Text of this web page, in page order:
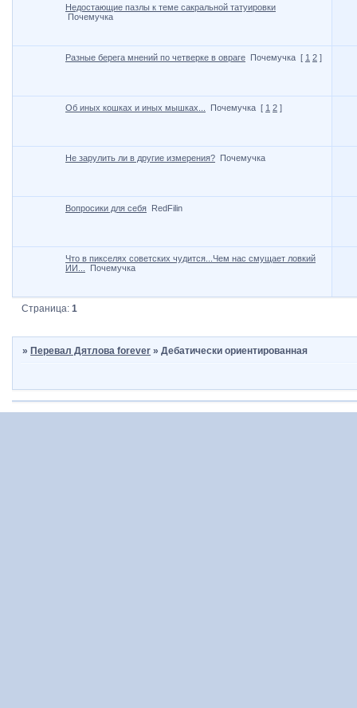
Недостающие пазлы к теме сакральной татуировки
Почемучка
Разные берега мнений по четверке в овраге Почемучка [ 1 2 ]
Об иных кошках и иных мышках... Почемучка [ 1 2 ]
Не зарулить ли в другие измерения? Почемучка
Вопросики для себя RedFilin
Что в пикселях советских чудится...Чем нас смущает ловкий
ИИ...
Почемучка
Страница:1
»Перевал Дятлова forever »Дебатически ориентированная